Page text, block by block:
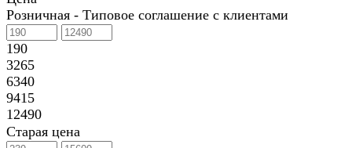
Розничная - Типовое соглашение с клиентами
190
3265
6340
9415
12490
Старая цена